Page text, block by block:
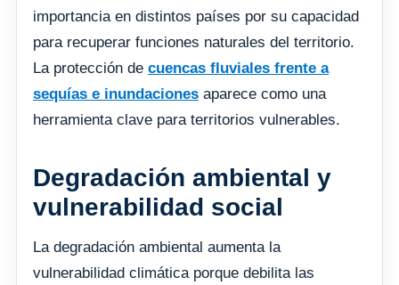
importancia en distintos países por su capacidad
para recuperar funciones naturales del territorio.
La protección de cuencas fluviales frente a
sequías e inundaciones aparece como una
herramienta clave para territorios vulnerables.
Degradación ambiental y
vulnerabilidad social
La degradación ambiental aumenta la
vulnerabilidad climática porque debilita las